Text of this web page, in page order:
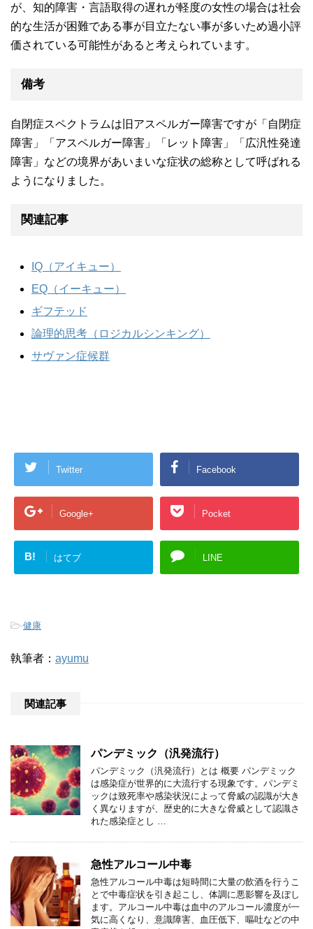
が、知的障害・言語取得の遅れが軽度の女性の場合は社会
的な生活が困難である事が目立たない事が多いため過小評
価されている可能性があると考えられています。
備考
自閉症スペクトラムは旧アスペルガー障害ですが「自閉症
障害」「アスペルガー障害」「レット障害」「広汎性発達
障害」などの境界があいまいな症状の総称として呼ばれる
ようになりました。
関連記事
IQ（アイキュー）
EQ（イーキュー）
ギフテッド
論理的思考（ロジカルシンキング）
サヴァン症候群
Twitter Facebook
Google+ Pocket
B! はてブ LINE
-健康
執筆者： ayumu
関連記事
パンデミック（汎発流行）
パンデミック（汎発流行）とは 概要 パンデミック
は感染症が世界的に大流行する現象です。パンデミ
ックは致死率や感染状況によって脅威の認識が大き
く異なりますが、歴史的に大きな脅威として認識さ
れた感染症とし …
急性アルコール中毒
急性アルコール中毒は短時間に大量の飲酒を行うこ
とで中毒症状を引き起こし、体調に悪影響を及ぼし
ます。アルコール中毒は血中のアルコール濃度が一
気に高くなり、意識障害、血圧低下、嘔吐などの中